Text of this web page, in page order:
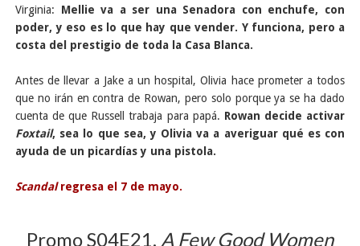
Virginia: Mellie va a ser una Senadora con enchufe, con
poder, y eso es lo que hay que vender. Y funciona, pero a
costa del prestigio de toda la Casa Blanca.
Antes de llevar a Jake a un hospital, Olivia hace prometer a todos
que no irán en contra de Rowan, pero solo porque ya se ha dado
cuenta de que Russell trabaja para papá. Rowan decide activar
Foxtail, sea lo que sea, y Olivia va a averiguar qué es con
ayuda de un picardías y una pistola.
Scandalregresa el 7 de mayo.
Promo S04E21. A Few Good Women